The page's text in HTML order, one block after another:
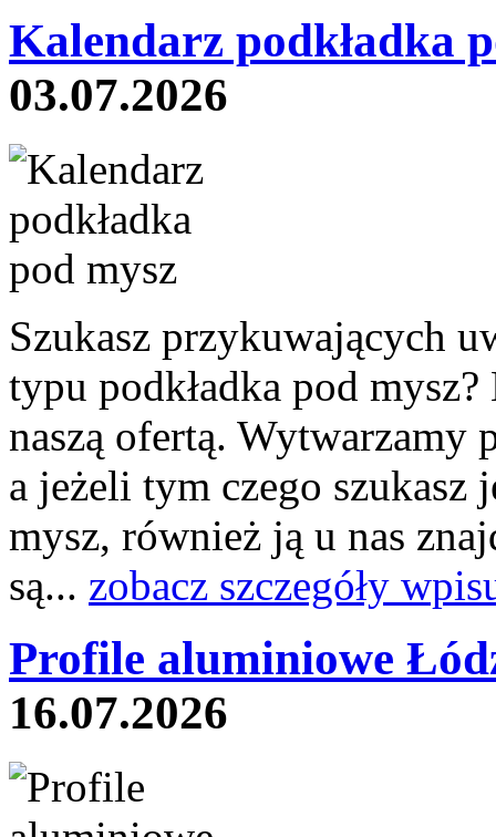
Kalendarz podkładka
03.07.2026
Szukasz przykuwających
typu podkładka pod
naszą ofertą. Wytwarzamy
a jeżeli tym czego szukasz
mysz, również ją u nas
są... zobacz szczegóły
Profile aluminiowe
16.07.2026